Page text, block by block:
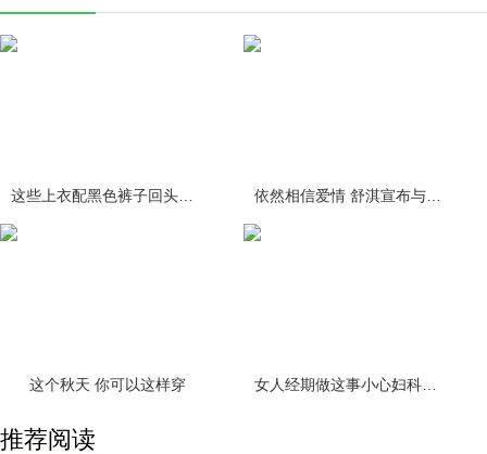
这个秋天 你可以这样穿
推荐阅读